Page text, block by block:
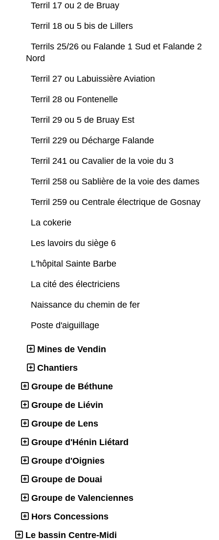
Terril 17 ou 2 de Bruay
Terril 18 ou 5 bis de Lillers
Terrils 25/26 ou Falande 1 Sud et Falande 2
Nord
Terril 27 ou Labuissière Aviation
Terril 28 ou Fontenelle
Terril 29 ou 5 de Bruay Est
Terril 229 ou Décharge Falande
Terril 241 ou Cavalier de la voie du 3
Terril 258 ou Sablière de la voie des dames
Terril 259 ou Centrale électrique de Gosnay
La cokerie
Les lavoirs du siège 6
L'hôpital Sainte Barbe
La cité des électriciens
Naissance du chemin de fer
Poste d'aiguillage
Mines de Vendin
Chantiers
Groupe de Béthune
Groupe de Liévin
Groupe de Lens
Groupe d'Hénin Liétard
Groupe d'Oignies
Groupe de Douai
Groupe de Valenciennes
Hors Concessions
Le bassin Centre-Midi